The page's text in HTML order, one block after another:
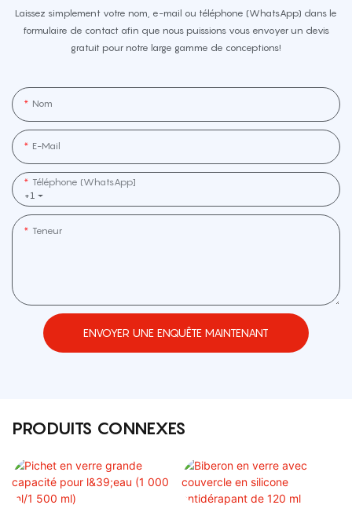
Laissez simplement votre nom, e-mail ou téléphone (WhatsApp) dans le
formulaire de contact afin que nous puissions vous envoyer un devis
gratuit pour notre large gamme de conceptions!
Nom
E-Mail
+1
Téléphone (WhatsApp]
Teneur
ENVOYER UNE ENQUÊTE MAINTENANT
PRODUITS CONNEXES